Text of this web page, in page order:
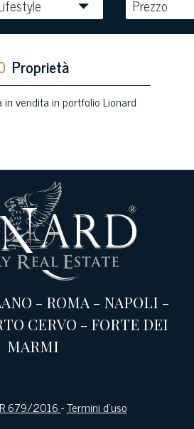
Prezzo
Proprietà
in vendita in portfolio Lionard
- ROMA - NAPOLI -
CERVO - FORTE DEI
MARMI
679/2016-Termini d’uso